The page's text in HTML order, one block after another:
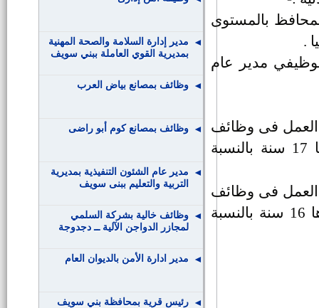
بالمستوى
.
مدير عام
العمل فى وظائف
لا تقل عن سنة وخبرة كلية قدرها 17 سنة بالنسبة
العمل فى وظائف
لا تقل عن سنتين وخبرة كلية قدرها 16 سنة بالنسبة
مدير إدارة السلامة والصحة المهنية
بمديرية القوي العاملة ببني سويف
وظائف بمصانع بياض العرب
وظائف بمصانع كوم أبو راضى
مدير عام الشئون التنفيذية بمديرية
التربية والتعليم ببنى سويف
وظائف خالية بشركة السلمي
لمجازر الدواجن الآلية ــ دجدوجة
مدير ادارة الأمن بالديوان العام
رئيس قرية بمحافظة بني سويف